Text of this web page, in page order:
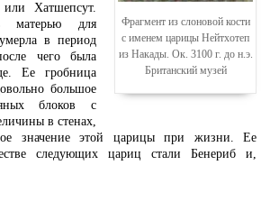
Фрагмент из слоновой кости
с именем царицы Нейтхотеп
из Накады. Ок. 3100 г. до н.э.
Британский музей
Хатшепсут.
матерью для
в период
чего была
Ее гробница
большое
блоков с
в стенах,
значение этой царицы при жизни. Ее
следующих цариц стали Бенериб и,